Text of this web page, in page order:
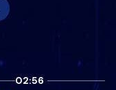
02:56